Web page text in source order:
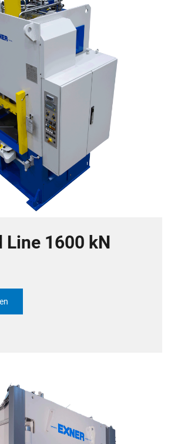
Line 1600 kN